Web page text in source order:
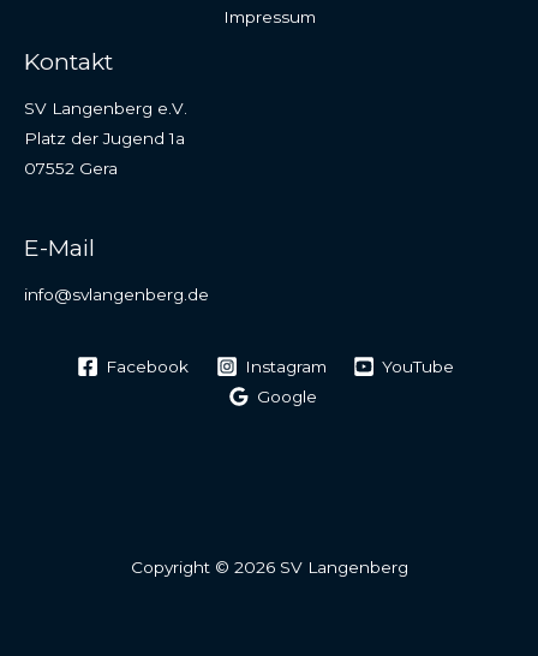
Impressum
Kontakt
SV Langenberg e.V.
Platz der Jugend 1a
07552 Gera
E-Mail
info@svlangenberg.de
Facebook Instagram
YouTube
Google
Copyright © 2026 SV Langenberg